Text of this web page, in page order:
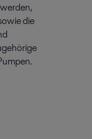
die